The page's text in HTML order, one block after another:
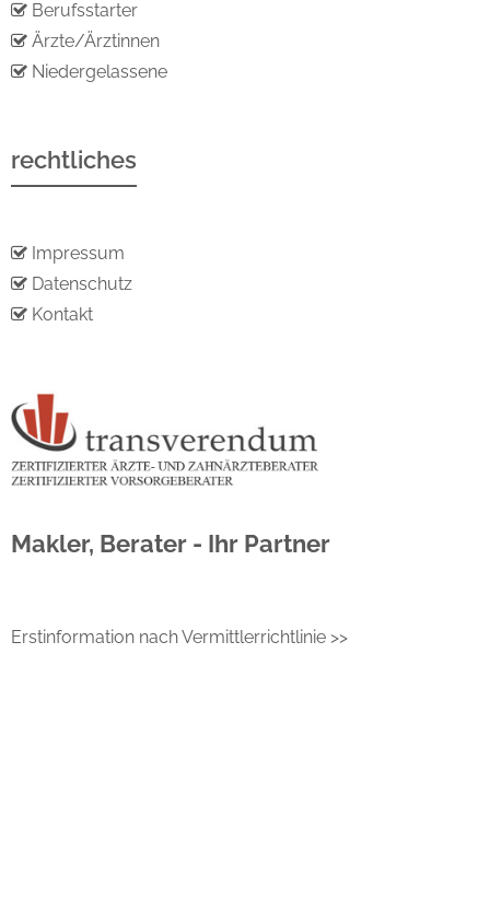
Berufsstarter
Ärzte/Ärztinnen
Niedergelassene
rechtliches
Impressum
Datenschutz
Kontakt
Makler, Berater - Ihr Partner
Erstinformation nach Vermittlerrichtlinie >>